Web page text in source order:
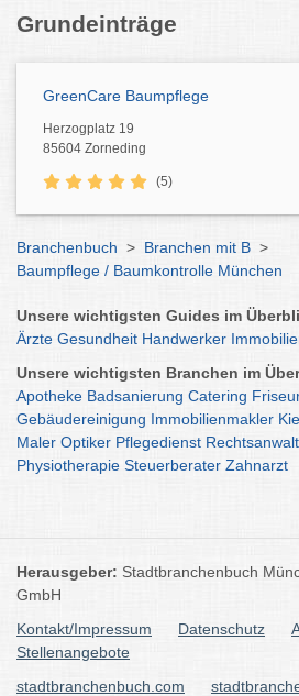
Grundeinträge
GreenCare Baumpflege
Herzogplatz 19
85604 Zorneding
(5)
Branchenbuch > Branchen mit B >
Baumpflege / Baumkontrolle München
Unsere wichtigsten Guides im
Ärzte Gesundheit Handwerker
Unsere wichtigsten Branchen im
Apotheke Badsanierung Catering
Gebäudereinigung Immobilienmakler
Maler Optiker Pflegedienst Rechtsanwalt
Physiotherapie Steuerberater Zahnarzt
Herausgeber: Stadtbranchenbuch
GmbH
Kontakt/Impressum
Datenschutz
Stellenangebote
stadtbranchenbuch.com